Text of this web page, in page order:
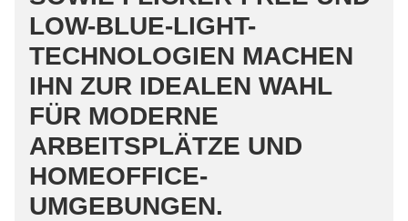
LOW-BLUE-LIGHT-
TECHNOLOGIEN MACHEN
IHN ZUR IDEALEN WAHL
FÜR MODERNE
ARBEITSPLÄTZE UND
HOMEOFFICE-
UMGEBUNGEN.